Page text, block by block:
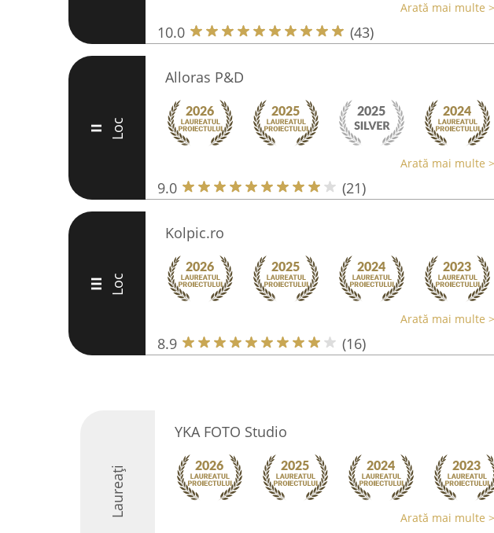
Arată mai multe
10.0 (43)
II Loc
Alloras P&D
Arată mai multe
9.0 (21)
III Loc
Kolpic.ro
Arată mai multe
8.9 (16)
Laureați
YKA FOTO Studio
Arată mai multe